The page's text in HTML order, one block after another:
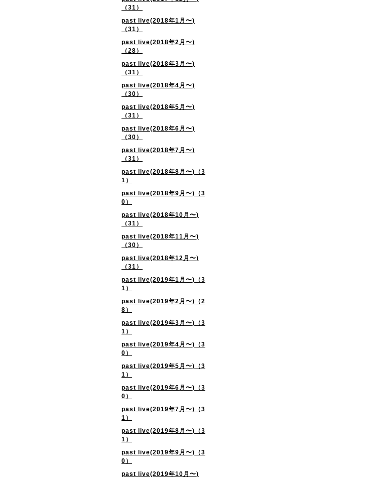
（31）
past live(2018年1月〜)
（31）
past live(2018年2月〜)
（28）
past live(2018年3月〜)
（31）
past live(2018年4月〜)
（30）
past live(2018年5月〜)
（31）
past live(2018年6月〜)
（30）
past live(2018年7月〜)
（31）
past live(2018年8月〜)（3
1）
past live(2018年9月〜)（3
0）
past live(2018年10月〜)
（31）
past live(2018年11月〜)
（30）
past live(2018年12月〜)
（31）
past live(2019年1月〜)（3
1）
past live(2019年2月〜)（2
8）
past live(2019年3月〜)（3
1）
past live(2019年4月〜)（3
0）
past live(2019年5月〜)（3
1）
past live(2019年6月〜)（3
0）
past live(2019年7月〜)（3
1）
past live(2019年8月〜)（3
1）
past live(2019年9月〜)（3
0）
past live(2019年10月〜)